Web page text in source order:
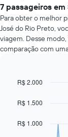
7 passageiros em
Para obter o melhor
José do Rio Preto,
viagem. Desse
comparação com
Line
91
points.
Chart
R$ 1.000
R$ 1.500
R$ 2.000